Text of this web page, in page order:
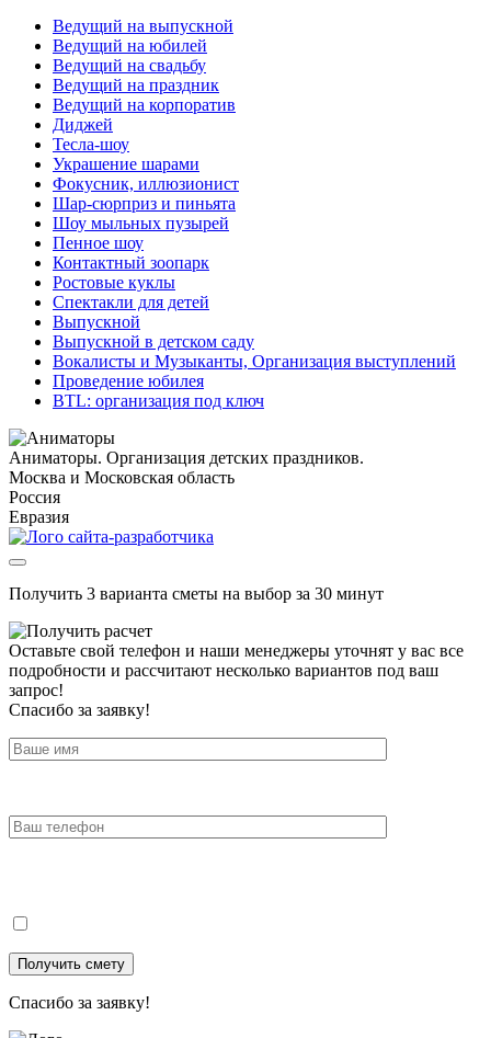
Ведущий на выпускной
Ведущий на юбилей
Ведущий на свадьбу
Ведущий на праздник
Ведущий на корпоратив
Диджей
Тесла-шоу
Украшение шарами
Фокусник, иллюзионист
Шар-сюрприз и пиньята
Шоу мыльных пузырей
Пенное шоу
Контактный зоопарк
Ростовые куклы
Спектакли для детей
Выпускной
Выпускной в детском саду
Вокалисты и Музыканты, Организация выступлений
Проведение юбилея
BTL: организация под ключ
Аниматоры. Организация детских праздников.
Москва и Московская область
Россия
Евразия
Получить 3 варианта сметы на выбор за 30 минут
Оставьте свой телефон и наши менеджеры уточнят у вас все
подробности и рассчитают несколько вариантов под ваш
запрос!
Спасибо за заявку!
Спасибо за заявку!